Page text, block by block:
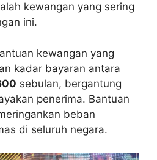
kewangan yang sering
ini.
kewangan yang
kadar bayaran antara
sebulan, bergantung
penerima. Bantuan
beban
di seluruh negara.